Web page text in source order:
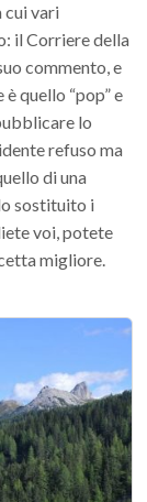
cui vari
il Corriere della
commento, e
quello “pop” e
lo
refuso ma
di una
sostituito i
voi, potete
migliore.